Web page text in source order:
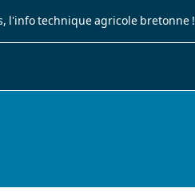
l'info technique agricole bretonne !